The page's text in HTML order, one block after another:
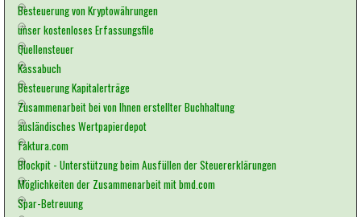
Besteuerung von Kryptowährungen
unser kostenloses Erfassungsfile
Quellensteuer
Kassabuch
Besteuerung Kapitalerträge
Zusammenarbeit bei von Ihnen erstellter Buchhaltung
ausländisches Wertpapierdepot
faktura.com
Blockpit - Unterstützung beim Ausfüllen der Steuererklärungen
Möglichkeiten der Zusammenarbeit mit bmd.com
Spar-Betreuung